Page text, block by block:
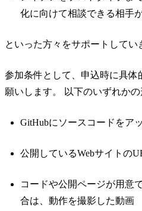
化に向けて相談できる相手
といった方々をサポートしてい
参加条件として、申込時に具
願いします。 以下のいずれかの
GitHubにソースコードをア
公開しているWebサイトの
コードや公開ページが用意
合は、動作を撮影した動画